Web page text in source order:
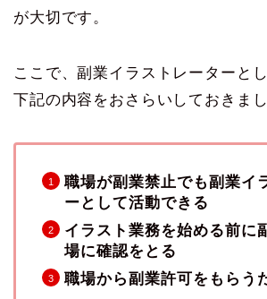
が大切です。
ここで、副業イラストレーターと
下記の内容をおさらいしておきまし
職場が副業禁止でも副業イ
ーとして活動できる
イラスト業務を始める前に
場に確認をとる
職場から副業許可をもらう